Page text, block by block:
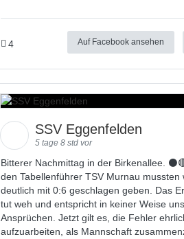
4 Auf Facebook ansehen
SSV Eggenfelden
5 tage 8 std vor
Bitterer Nachmittag in der Birkenallee.
den Tabellenführer TSV Murnau mussten
deutlich mit 0:6 geschlagen geben. Das
tut weh und entspricht in keiner Weise
Ansprüchen. Jetzt gilt es, die Fehler
aufzuarbeiten, als Mannschaft